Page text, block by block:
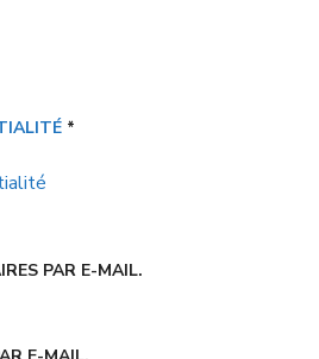
*
PAR E-MAIL.